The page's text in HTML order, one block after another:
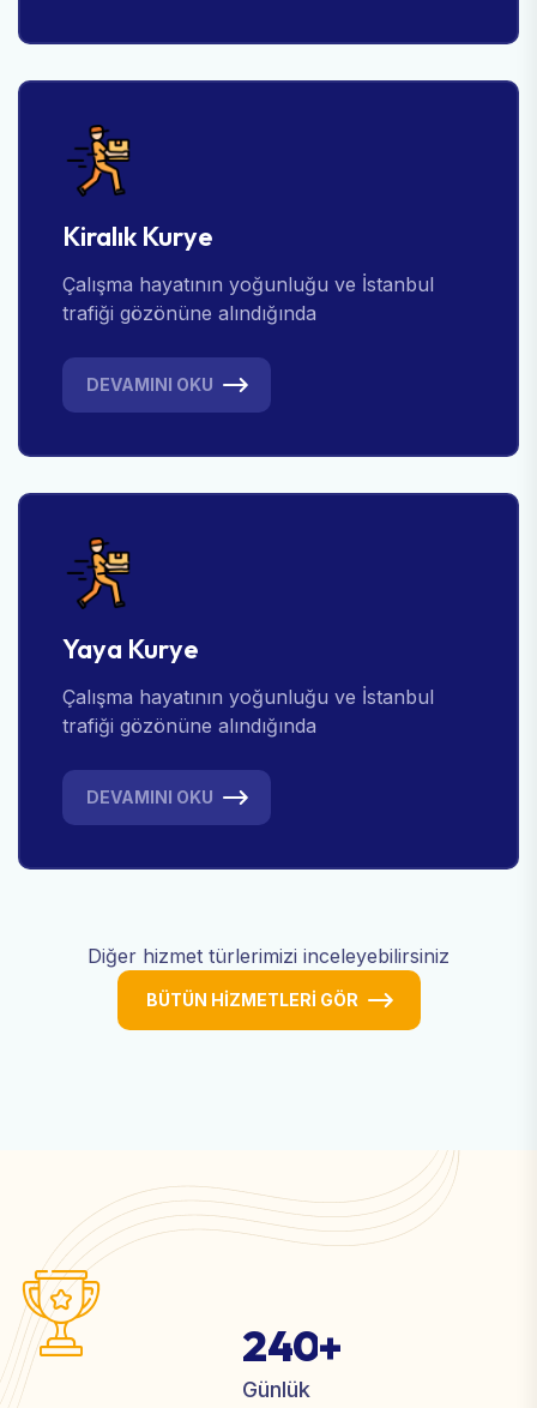
Kiralık Kurye
Çalışma hayatının yoğunluğu ve İstanbul
trafiği gözönüne alındığında
DEVAMINI OKU
Yaya Kurye
Çalışma hayatının yoğunluğu ve İstanbul
trafiği gözönüne alındığında
DEVAMINI OKU
Diğer hizmet türlerimizi inceleyebilirsiniz
BÜTÜN HIZMETLERI GÖR
240+
Günlük